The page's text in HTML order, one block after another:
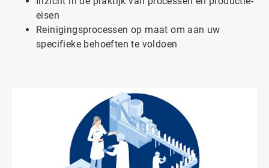
eisen
Reinigingsprocessen op maat om aan uw
specifieke behoeften te voldoen